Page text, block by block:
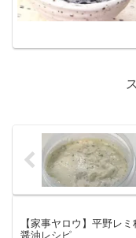
【家事ヤロウ】平野レ
醤油レシピ